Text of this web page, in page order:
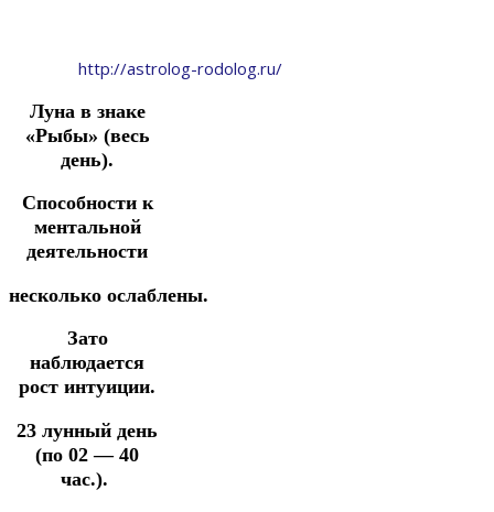
http://astrolog-rodolog.ru/
Луна в знаке
«Рыбы» (весь
день).
Способности к
ментальной
деятельности
несколько ослаблены.
Зато
наблюдается
рост интуиции.
23 лунный день
(по 02 — 40
час.).